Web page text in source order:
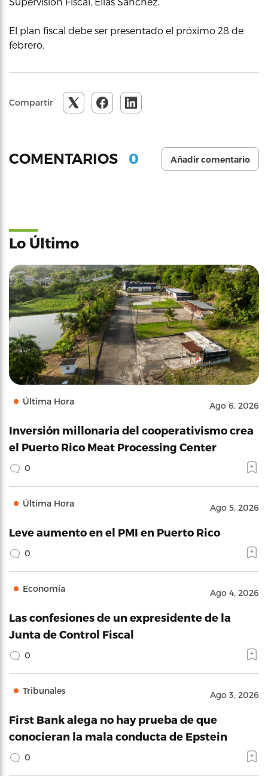
El plan fiscal debe ser presentado el próximo 28 de
febrero.
Compartir
COMENTARIOS 0 Añadir comentario
Lo Último
Última Hora Ago 6, 2026
Inversión millonaria del cooperativismo crea
el Puerto Rico Meat Processing Center
0
Última Hora Ago 5, 2026
Leve aumento en el PMI en Puerto Rico
0
Economía Ago 4, 2026
Las confesiones de un expresidente de la
Junta de Control Fiscal
0
Tribunales Ago 3, 2026
First Bank alega no hay prueba de que
conocieran la mala conducta de Epstein
0